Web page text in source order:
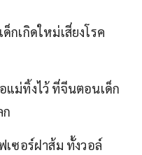
กเกิดใหม่เสี่ยงโรค
แม่ทิ้งไว้ ที่จีนตอนเด็ก
เซอร์ฝาส้ม ทั้งวอล์